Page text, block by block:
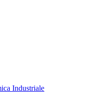
Industriale